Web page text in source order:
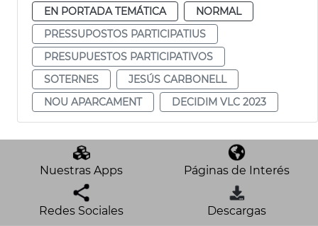
EN PORTADA TEMÁTICA
NORMAL
PRESSUPOSTOS PARTICIPATIUS
PRESUPUESTOS PARTICIPATIVOS
SOTERNES
JESÚS CARBONELL
NOU APARCAMENT
DECIDIM VLC 2023
Nuestras Apps Páginas de Interés
Redes Sociales Descargas